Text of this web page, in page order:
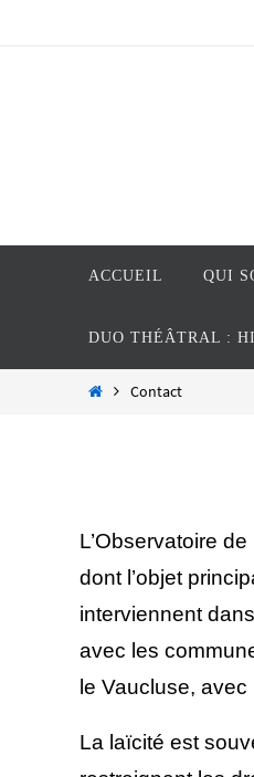
ACCUEIL QUI
DUO THÉÂTRAL :
HomeContact
L’Observatoire
dont l’objet
interviennent
avec les
le Vaucluse,
La laïcité est